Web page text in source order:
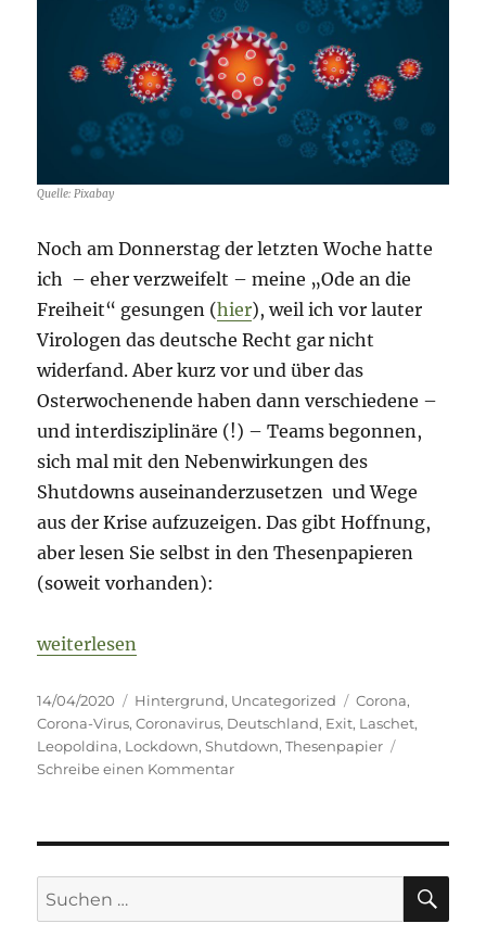
Quelle: Pixabay
Noch am Donnerstag der letzten Woche hatte
ich – eher verzweifelt – meine „Ode an die
Freiheit“ gesungen (hier), weil ich vor lauter
Virologen das deutsche Recht gar nicht
widerfand. Aber kurz vor und über das
Osterwochenende haben dann verschiedene –
und interdisziplinäre (!) – Teams begonnen,
sich mal mit den Nebenwirkungen des
Shutdowns auseinanderzusetzen und Wege
aus der Krise aufzuzeigen. Das gibt Hoffnung,
aber lesen Sie selbst in den Thesenpapieren
(soweit vorhanden):
„Coronavirus – Der Exit beginnt!?!“
weiterlesen
Veröffentlicht
am
14/04/2020 Kategorien
Hintergrund, Uncategorized Schlagwörter
Corona,
Corona-Virus,Coronavirus, Deutschland, Exit, Laschet,
Leopoldina, Lockdown,Shutdown,Thesenpapier
Schreibe einen Kommentarzu
beginnt!?!
Suche
nach: